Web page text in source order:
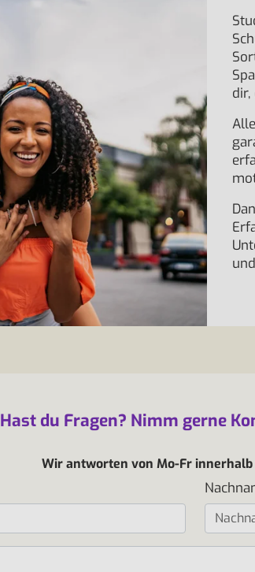
Hast du Fragen? Nimm gerne
Wir antworten von Mo-Fr innerhalb